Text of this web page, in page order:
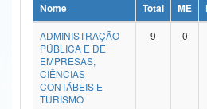
Ministério da Ciência, Tecnologia, Inovações e
Ministério do Meio Ambiente
Ministério do Turismo
Nome Total ME
ADMINISTRAÇÃO
PÚBLICA E DE
EMPRESAS,
CIÊNCIAS
CONTÁBEIS E
TURISMO
9 0